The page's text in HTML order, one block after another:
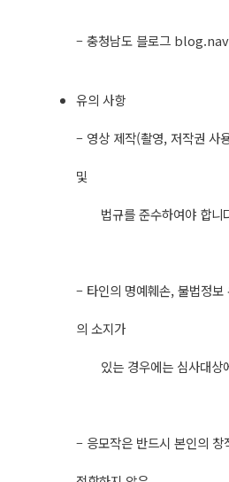
– 충청남도 블로그
유의 사항
– 영상 제작(촬영, 저작권 사
및
법규를 준수하여야 합니
– 타인의 명예훼손, 불법정
의 소지가
있는 경우에는 심사대상
– 응모작은 반드시 본인의